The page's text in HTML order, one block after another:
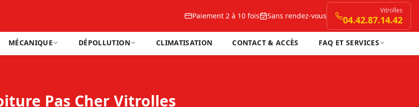
Paiement 2 à 10 fois Sans rendez-vous
Vitrolles
04.42.87.14.42
MÉCANIQUE DÉPOLLUTION CLIMATISATION CONTACT & ACCÈS FAQ ET SERVICES
Pas Cher Vitrolles